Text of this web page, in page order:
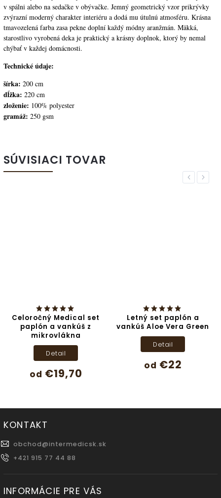
v spálni alebo na sedačke v obývačke. Jemný geometrický vzor prikrývky
zvýrazní moderný charakter interiéru a dodá mu útulnú atmosféru. Krásna
tmavozelená farba zasa pekne doplní každý módny aranžmán. Mäkká,
starostlivo vyrobená deka je praktický a krásny doplnok, ktorý by nemal
chýbať v každej domácnosti.
Technické údaje:
šírka: 200 cm
dĺžka: 220 cm
zloženie: 100% polyester
gramáž: 250 gsm
SÚVISIACI TOVAR
Previous
Letný set paplón a
vankúš Aloe Vera Green
€22
Detail
140x200/70x90 cm
€25,90
Do košíka
Next
KONTAKT
obchod@intermedicsk.sk
+421 915 77 44 88
INFORMÁCIE PRE VÁS